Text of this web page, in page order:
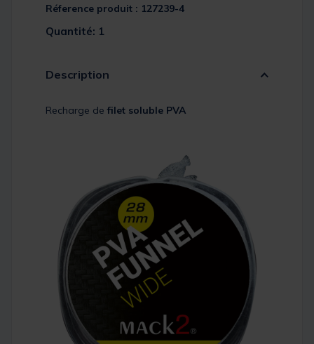
Réference produit : 127239-4
Quantité: 1
Description
Recharge de filet soluble PVA